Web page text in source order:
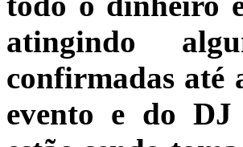
atingindo
confirmadas até
evento e do DJ